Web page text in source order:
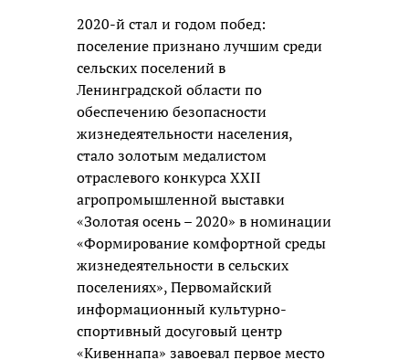
2020-й стал и годом побед:
поселение признано лучшим среди
сельских поселений в
Ленинградской области по
обеспечению безопасности
жизнедеятельности населения,
стало золотым медалистом
отраслевого конкурса XXII
агропромышленной выставки
«Золотая осень – 2020» в номинации
«Формирование комфортной среды
жизнедеятельности в сельских
поселениях», Первомайский
информационный культурно-
спортивный досуговый центр
«Кивеннапа» завоевал первое место